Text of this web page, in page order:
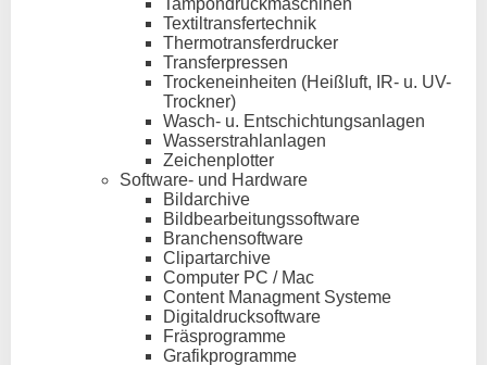
Tampondruckmaschinen
Textiltransfertechnik
Thermotransferdrucker
Transferpressen
Trockeneinheiten (Heißluft, IR- u. UV-
Trockner)
Wasch- u. Entschichtungsanlagen
Wasserstrahlanlagen
Zeichenplotter
Software- und Hardware
Bildarchive
Bildbearbeitungssoftware
Branchensoftware
Clipartarchive
Computer PC / Mac
Content Managment Systeme
Digitaldrucksoftware
Fräsprogramme
Grafikprogramme